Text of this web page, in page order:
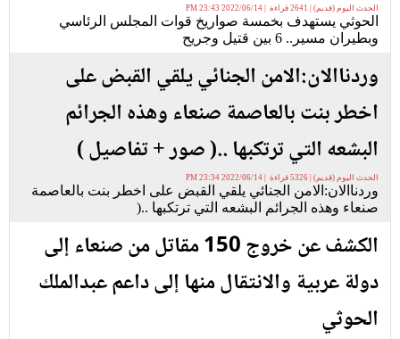
الحدث اليوم (قديم) | 2641 قراءة | 2022/06/14 23:43 PM
الحوثي يستهدف بخمسة صواريخ قوات المجلس الرئاسي
وبطيران مسير.. 6 بين قتيل وجريح
وردناالان:الامن الجنائي يلقي القبض على
اخطر بنت بالعاصمة صنعاء وهذه الجرائم
البشعه التي ترتكبها ..( صور + تفاصيل )
الحدث اليوم (قديم) | 5326 قراءة | 2022/06/14 23:34 PM
وردناالان:الامن الجنائي يلقي القبض على اخطر بنت بالعاصمة
صنعاء وهذه الجرائم البشعه التي ترتكبها ..(
الكشف عن خروج 150 مقاتل من صنعاء إلى
دولة عربية والانتقال منها إلى داعم عبدالملك
الحوثي